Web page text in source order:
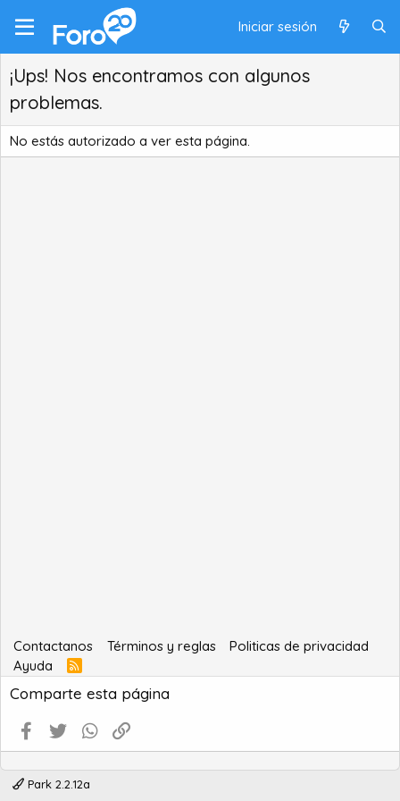
Iniciar sesión
¡Ups! Nos encontramos con algunos
problemas.
No estás autorizado a ver esta página.
Contactanos Términos y reglas
Politicas de privacidad
Ayuda
R
S
S
Comparte esta página
Facebook
Twitter WhatsApp
Park 2.2.12a